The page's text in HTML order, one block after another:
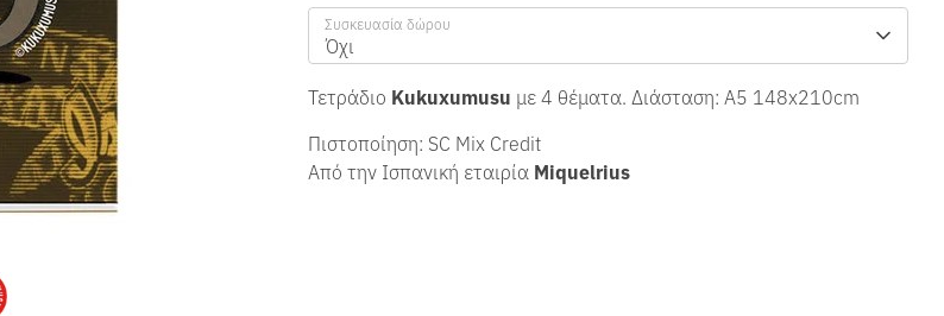
Συσκευασία δώρου
Όχι
Τετράδιο Kukuxumusu με 4 θέματα. Διάσταση: A5 148x210cm
Πιστοποίηση: SC Mix Credit
Από την Ισπανική εταιρία Miquelrius